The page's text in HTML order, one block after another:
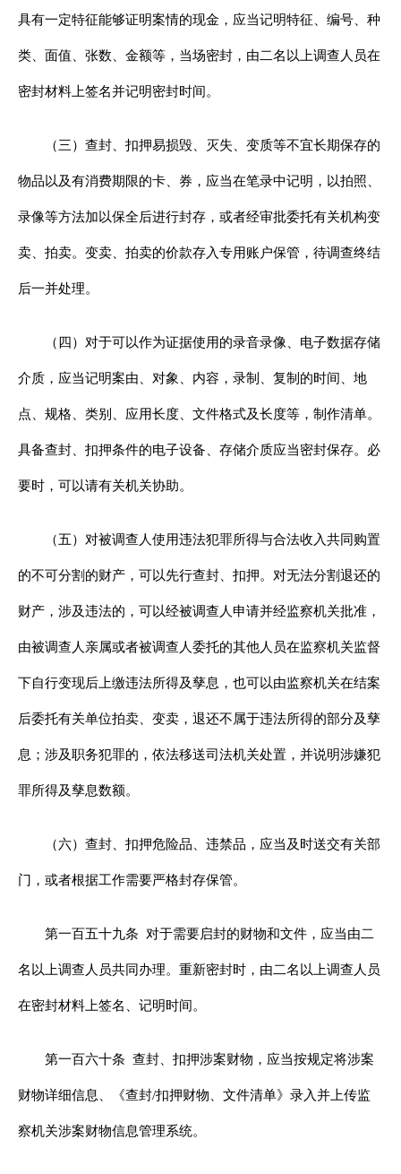
具有一定特征能够证明案情的现金，应当记明特征、编号、种
类、面值、张数、金额等，当场密封，由二名以上调查人员在
密封材料上签名并记明密封时间。
（三）查封、扣押易损毁、灭失、变质等不宜长期保存的
物品以及有消费期限的卡、券，应当在笔录中记明，以拍照、
录像等方法加以保全后进行封存，或者经审批委托有关机构变
卖、拍卖。变卖、拍卖的价款存入专用账户保管，待调查终结
后一并处理。
（四）对于可以作为证据使用的录音录像、电子数据存储
介质，应当记明案由、对象、内容，录制、复制的时间、地
点、规格、类别、应用长度、文件格式及长度等，制作清单。
具备查封、扣押条件的电子设备、存储介质应当密封保存。必
要时，可以请有关机关协助。
（五）对被调查人使用违法犯罪所得与合法收入共同购置
的不可分割的财产，可以先行查封、扣押。对无法分割退还的
财产，涉及违法的，可以经被调查人申请并经监察机关批准，
由被调查人亲属或者被调查人委托的其他人员在监察机关监督
下自行变现后上缴违法所得及孳息，也可以由监察机关在结案
后委托有关单位拍卖、变卖，退还不属于违法所得的部分及孳
息；涉及职务犯罪的，依法移送司法机关处置，并说明涉嫌犯
罪所得及孳息数额。
（六）查封、扣押危险品、违禁品，应当及时送交有关部
门，或者根据工作需要严格封存保管。
第一百五十九条 对于需要启封的财物和文件，应当由二
名以上调查人员共同办理。重新密封时，由二名以上调查人员
在密封材料上签名、记明时间。
第一百六十条 查封、扣押涉案财物，应当按规定将涉案
财物详细信息、《查封/扣押财物、文件清单》录入并上传监
察机关涉案财物信息管理系统。